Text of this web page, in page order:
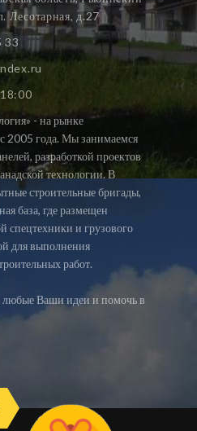
Лесотарная, д.27
33
- на рынке
с 2005 года. Мы занимаемся
разработкой проектов
технологии. В
строительные бригады,
база, где размещен
спецтехники и грузового
для выполнения
работ.
любые Ваши идеи и помочь в